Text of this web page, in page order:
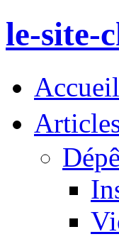
le-site-
Accueil